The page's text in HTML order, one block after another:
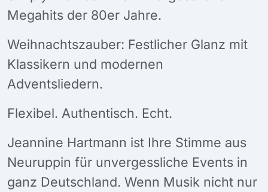
Megahits der 80er Jahre.
Weihnachtszauber: Festlicher Glanz mit
Klassikern und modernen
Adventsliedern.
Flexibel. Authentisch. Echt.
Jeannine Hartmann ist Ihre Stimme aus
Neuruppin für unvergessliche Events in
ganz Deutschland. Wenn Musik nicht nur